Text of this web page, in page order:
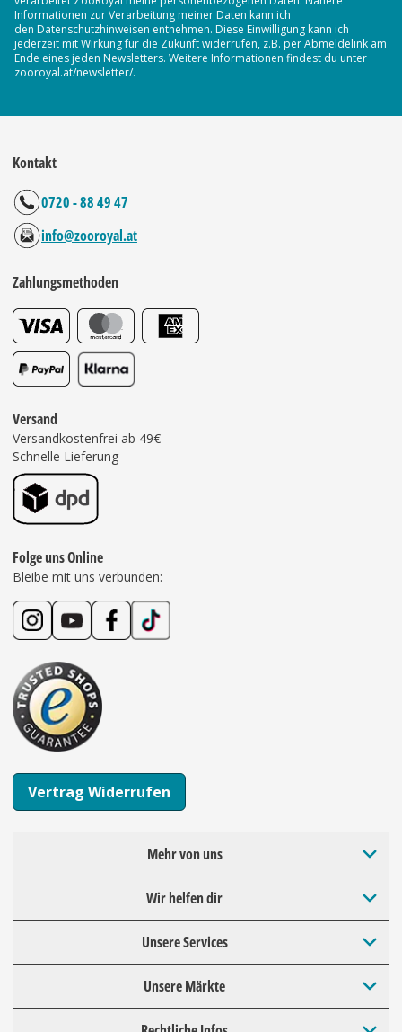
Informationen zur Verarbeitung meiner Daten kann ich
den Datenschutzhinweisen entnehmen. Diese Einwilligung kann ich
jederzeit mit Wirkung für die Zukunft widerrufen, z.B. per Abmeldelink am
Ende eines jeden Newsletters. Weitere Informationen findest du unter
zooroyal.at/newsletter/.
Kontakt
0720 - 88 49 47
info@zooroyal.at
Zahlungsmethoden
Versand
Versandkostenfrei ab 49€
Schnelle Lieferung
Folge uns Online
Bleibe mit uns verbunden:
Vertrag Widerrufen
Mehr von uns
Wir helfen dir
Unsere Services
Unsere Märkte